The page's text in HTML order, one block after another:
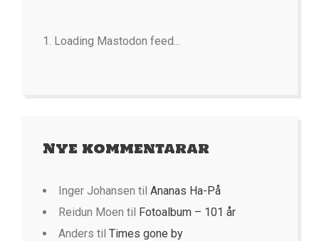
Loading Mastodon feed...
Nye kommentarar
Inger Johansen til Ananas Ha-På
Reidun Moen til Fotoalbum – 101 år
Anders til Times gone by